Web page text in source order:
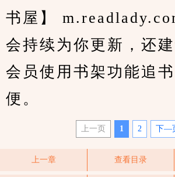
书屋】
会持续为你更新，还
会员使用书架功能追
便。
上一页 1 2 下—
上一章 查看目录